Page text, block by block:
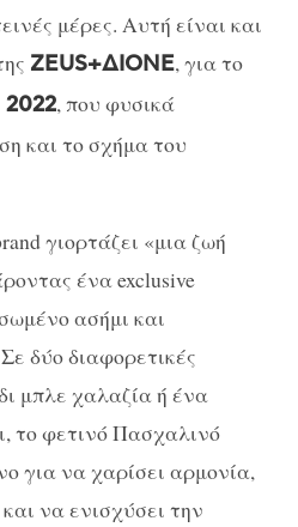
μέρες. Αυτή είναι και
ZEUS+ΔIONE, για το
2022, που φυσικά
και το σχήμα του
γιορτάζει «μια ζωή
έναexclusive
ασήμι και
δύο διαφορετικές
μπλε χαλαζία ή ένα
το φετινό Πασχαλινό
για να χαρίσει αρμονία,
να ενισχύσει την